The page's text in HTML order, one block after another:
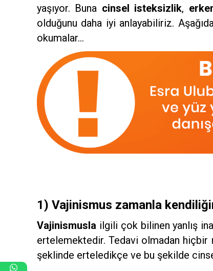
yaşıyor. Buna cinsel isteksizlik,
olduğunu daha iyi anlayabiliriz.
okumalar…
1) Vajinismus zamanla
Vajinismusla ilgili çok bilinen yanlış
ertelemektedir. Tedavi olmadan
şeklinde erteledikçe ve bu şekilde